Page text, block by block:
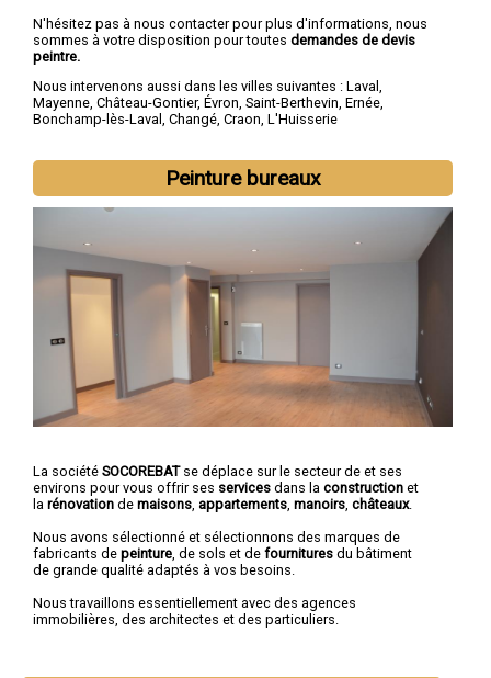
N'hésitez pas à nous contacter pour plus d'informations, nous
sommes à votre disposition pour toutes demandes de devis
peintre.
Nous intervenons aussi dans les villes suivantes : Laval ,
Mayenne, Château-Gontier, Évron, Saint-Berthevin, Ernée,
Bonchamp-lès-Laval , Changé, Craon, L'Huisserie
Peinture bureaux
La société SOCOREBATse déplace sur le secteur de et ses
environs pour vous offrir ses services dans la construction et
la rénovation de maisons, appartements, manoirs, châteaux.
Nous avons sélectionné et sélectionnons des marques de
fabricants de peinture, de sols et de fournitures du bâtiment
de grande qualité adaptés à vos besoins.
Nous travaillons essentiellement avec des agences
immobilières, des architectes et des particuliers.